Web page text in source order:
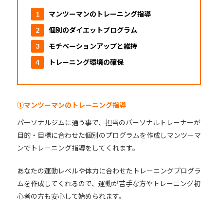
マンツーマンのトレーニング指導
個別のダイエットプログラム
モチベーションアップと維持
トレーニング環境の確保
①マンツーマンのトレーニング指導
パーソナルジムに通う事で、担当のパーソナルトレーナーが
目的・目標に合わせた個別のプログラムを作成しマンツーマ
ンでトレーニング指導をしてくれます。
あなたの運動レベルや体力に合わせたトレーニングプログラ
ムを作成してくれるので、運動が苦手な方やトレーニング初
心者の方も安心して始められます。